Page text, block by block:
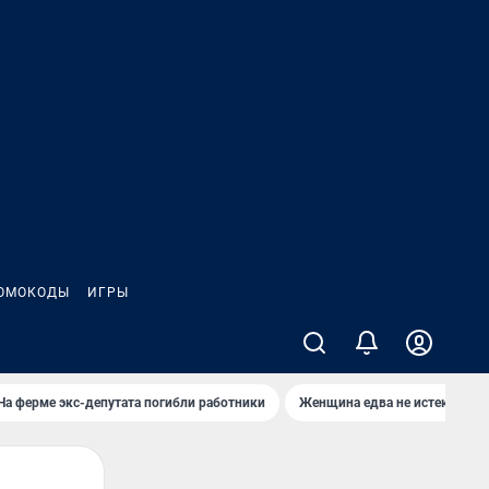
ИГРЫ
ферме экс-депутата погибли работники Женщина едва не истекла